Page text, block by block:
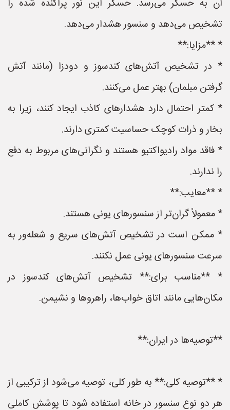
آن به حسگر می‌رسد. حسگر این نور پراکنده شده را
تشخیص می‌دهد و سنسور هشدار می‌دهد.
* **مزایا:**
* در تشخیص آتش‌های کندسوز و دودزا (مانند آتش
گرفتن مبلمان) بهتر عمل می‌کنند.
* کمتر احتمال دارد هشدارهای کاذب ایجاد کنند، زیرا به
بخار و ذرات کوچک حساسیت کمتری دارند.
* فاقد مواد رادیواکتیو هستند و نگرانی‌های مربوط به دفع
را ندارند.
* **معایب:**
* معمولاً گران‌تر از سنسورهای یونی هستند.
* ممکن است در تشخیص آتش‌های سریع و شعله‌ور به
سرعت سنسورهای یونی عمل نکنند.
* **مناسب برای:** تشخیص آتش‌های کندسوز در
مکان‌هایی مانند اتاق خواب‌ها، راهروها و نشیمن.
**توصیه‌ها در ایران:**
* **توصیه کلی:** به طور کلی، توصیه می‌شود از ترکیبی از
هر دو نوع سنسور در خانه استفاده شود تا پوشش کاملی